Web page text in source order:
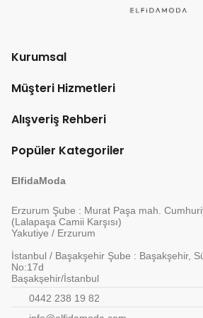
Kurumsal
Müşteri Hizmetleri
Alışveriş Rehberi
Popüler Kategoriler
ElfidaModa
Erzurum Şube : Murat Paşa mah.
(Lalapaşa Camii Karşısı)
Yakutiye / Erzurum
İstanbul / Başakşehir Şube : Başakşehir,
No:17d
Başakşehir/İstanbul
0442 238 19 82